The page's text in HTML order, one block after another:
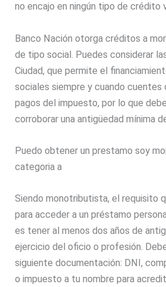
no encajo en ningún tipo de crédito
Banco Nación otorga créditos a
de tipo social. Puedes considerar
Ciudad, que permite el
sociales siempre y cuando cuentes
pagos del impuesto, por lo que
corroborar una antigüedad mínima
Puedo obtener un prestamo soy
categoria a
Siendo monotributista, el requisito
para acceder a un préstamo
es tener al menos dos años de
ejercicio del oficio o profesión.
siguiente documentación: DNI,
o impuesto a tu nombre para